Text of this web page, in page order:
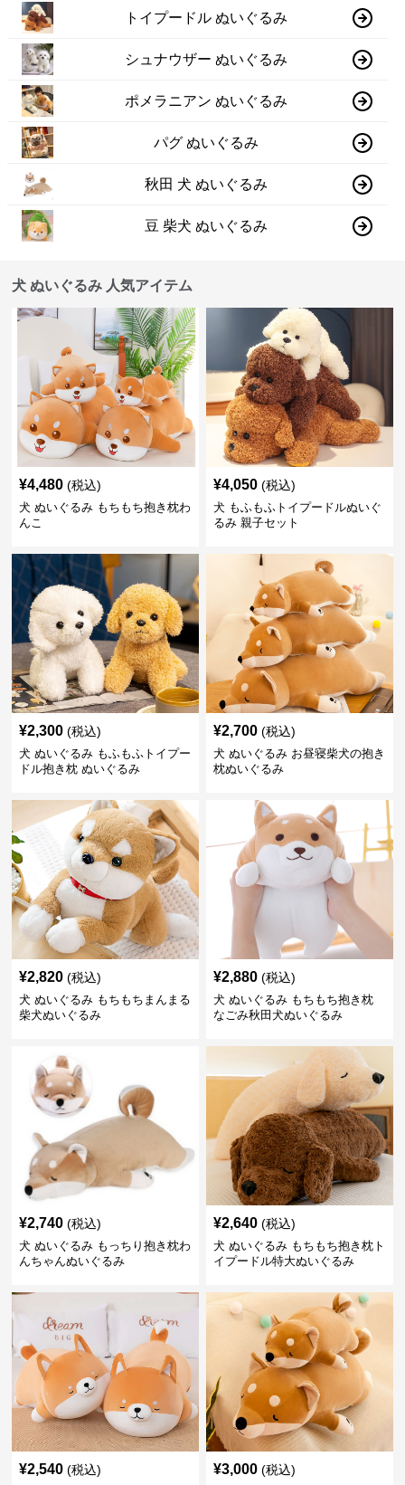
トイプードル ぬいぐるみ
シュナウザー ぬいぐるみ
ポメラニアン ぬいぐるみ
パグ ぬいぐるみ
秋田 犬 ぬいぐるみ
豆 柴犬 ぬいぐるみ
犬 ぬいぐるみ 人気アイテム
¥4,480 (税込)
犬 ぬいぐるみ もちもち抱き枕わ
んこ
¥4,050 (税込)
犬 もふもふトイプードルぬいぐ
るみ 親子セット
¥2,300 (税込)
犬 ぬいぐるみ もふもふトイプー
ドル抱き枕 ぬいぐるみ
¥2,700 (税込)
犬 ぬいぐるみ お昼寝柴犬の抱き
枕ぬいぐるみ
¥2,820 (税込)
犬 ぬいぐるみ もちもちまんまる
柴犬ぬいぐるみ
¥2,880 (税込)
犬 ぬいぐるみ もちもち抱き枕
なごみ秋田犬ぬいぐるみ
¥2,740 (税込)
犬 ぬいぐるみ もっちり抱き枕わ
んちゃんぬいぐるみ
¥2,640 (税込)
犬 ぬいぐるみ もちもち抱き枕ト
イプードル特大ぬいぐるみ
¥2,540 (税込) ¥3,000 (税込)